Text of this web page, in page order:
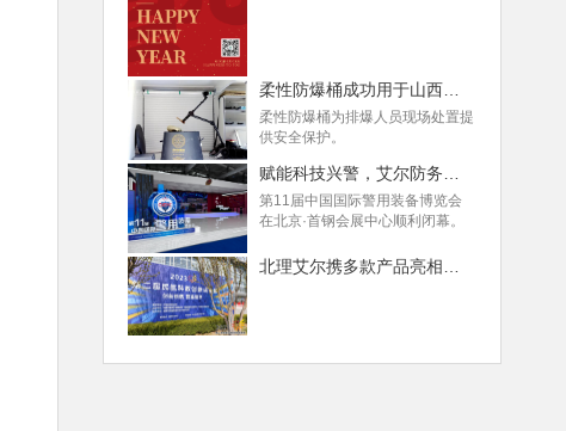
柔性防爆桶为排爆人员现场处置提
供安全保护。
第11届中国国际警用装备博览会
在北京·首钢会展中心顺利闭幕。